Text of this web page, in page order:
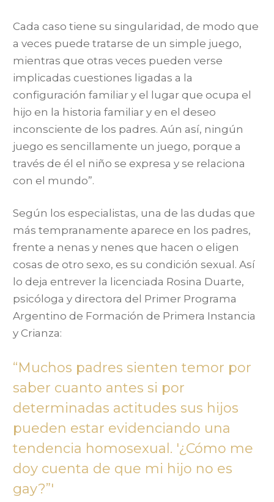
Cada caso tiene su singularidad, de modo que
a veces puede tratarse de un simple juego,
mientras que otras veces pueden verse
implicadas cuestiones ligadas a la
configuración familiar y el lugar que ocupa el
hijo en la historia familiar y en el deseo
inconsciente de los padres. Aún así, ningún
juego es sencillamente un juego, porque a
través de él el niño se expresa y se relaciona
con el mundo”.
Según los especialistas, una de las dudas que
más tempranamente aparece en los padres,
frente a nenas y nenes que hacen o eligen
cosas de otro sexo, es su condición sexual. Así
lo deja entrever la licenciada Rosina Duarte,
psicóloga y directora del Primer Programa
Argentino de Formación de Primera Instancia
y Crianza:
“Muchos padres sienten temor por
saber cuanto antes si por
determinadas actitudes sus hijos
pueden estar evidenciando una
tendencia homosexual. '¿Cómo me
doy cuenta de que mi hijo no es
gay?”'